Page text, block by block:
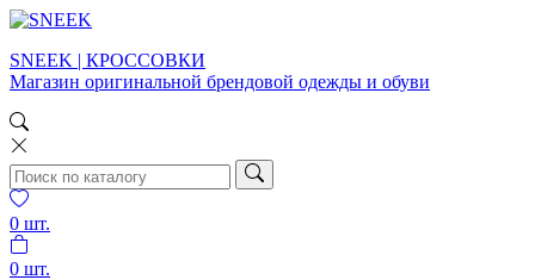
SNEEK | КРОССОВКИ
Магазин оригинальной брендовой одежды и обуви
0 шт.
0 шт.